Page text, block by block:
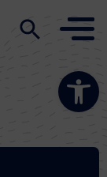
Ouvrir la